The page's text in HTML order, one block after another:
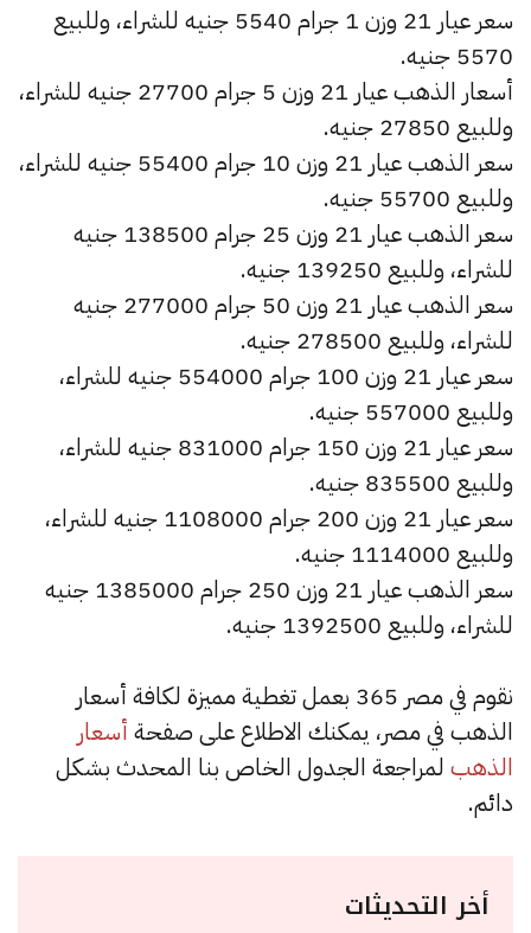
سعر عيار 21 وزن 1 جرام 5540 جنيه للشراء، وللبيع
5570 جنيه.
أسعار الذهب عيار 21 وزن 5 جرام 27700 جنيه للشراء،
وللبيع 27850 جنيه.
سعر الذهب عيار 21 وزن 10 جرام 55400 جنيه للشراء،
وللبيع 55700 جنيه.
سعر الذهب عيار 21 وزن 25 جرام 138500 جنيه
للشراء، وللبيع 139250 جنيه.
سعر الذهب عيار 21 وزن 50 جرام 277000 جنيه
للشراء، وللبيع 278500 جنيه.
سعر عيار 21 وزن 100 جرام 554000 جنيه للشراء،
وللبيع 557000 جنيه.
سعر عيار 21 وزن 150 جرام 831000 جنيه للشراء،
وللبيع 835500 جنيه.
سعر عيار 21 وزن 200 جرام 1108000 جنيه للشراء،
وللبيع 1114000 جنيه.
سعر الذهب عيار 21 وزن 250 جرام 1385000 جنيه
للشراء، وللبيع 1392500 جنيه.
نقوم في مصر 365 بعمل تغطية مميزة لكافة أسعار
الذهب في مصر، يمكنك الاطلاع على صفحة أسعار
الذهب لمراجعة الجدول الخاص بنا المحدث بشكل
دائم.
أخر التحديثات